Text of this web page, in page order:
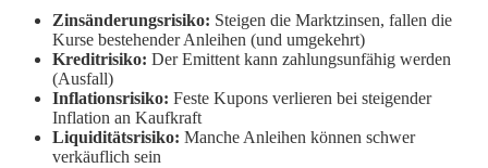
Zinsänderungsrisiko: Steigen die Marktzinsen, fallen die
Kurse bestehender Anleihen (und umgekehrt)
Kreditrisiko: Der Emittent kann zahlungsunfähig werden
(Ausfall)
Inflationsrisiko: Feste Kupons verlieren bei steigender
Inflation an Kaufkraft
Liquiditätsrisiko: Manche Anleihen können schwer
verkäuflich sein